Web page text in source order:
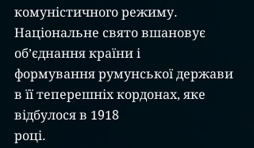
комуністичного режиму.
Національне свято вшановує
об’єднання країни і
формування румунської держави
в її теперешніх кордонах, яке
відбулося в 1918
році.